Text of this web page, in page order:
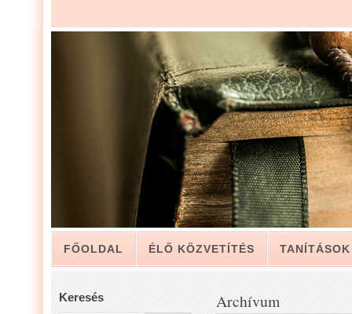
FŐOLDAL ÉLŐ KÖZVETÍTÉS TANÍTÁSOK
Keresés Archívum